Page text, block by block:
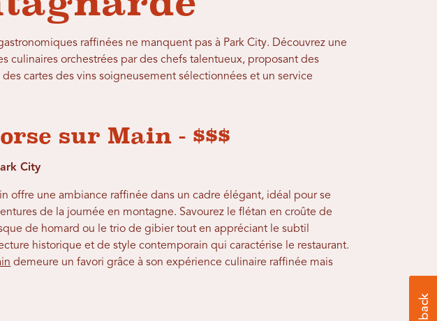
raffinées ne manquent pas à Park City. Découvrez une
culinaires orchestrées par des chefs talentueux, proposant des
des cartes des vins soigneusement sélectionnées et un service
sur Main - $$$
City
offre une ambiance raffinée dans un cadre élégant, idéal pour se
de la journée en montagne. Savourez le flétan en croûte de
de homard ou le trio de gibier tout en appréciant le subtil
historique et de style contemporain qui caractérise le restaurant.
demeure un favori grâce à son expérience culinaire raffinée mais